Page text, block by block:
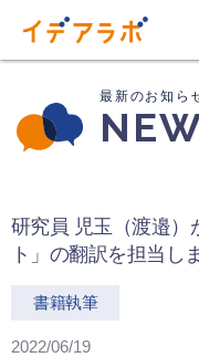
研究員 児玉（渡邉）
ト」の翻訳を担当し
書籍執筆
2022/06/19